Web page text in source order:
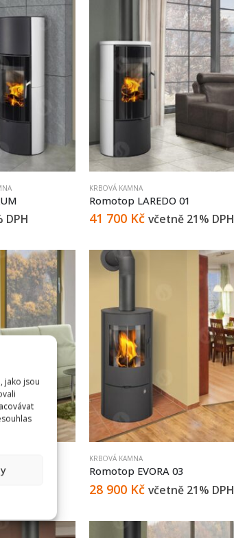
jako jsou
DPH
KRBOVÁ KAMNA
Romotop LAREDO 01
41 700 Kč včetně 21% DPH
KRBOVÁ KAMNA
Romotop EVORA 03
28 900 Kč včetně 21% DPH